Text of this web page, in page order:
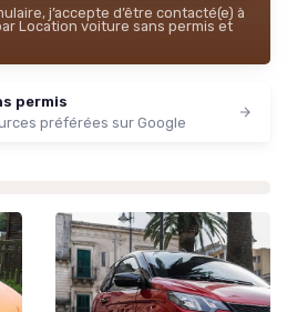
j’accepte d’être contacté(e) à
Location voiture sans permis et
permis
préférées sur Google